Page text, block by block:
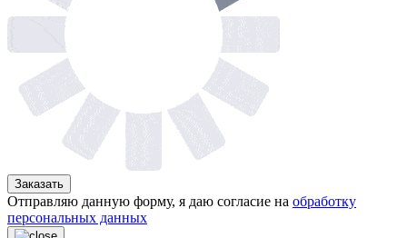
Заказать
Отправляю данную форму, я даю согласие на обработку
персональных данных